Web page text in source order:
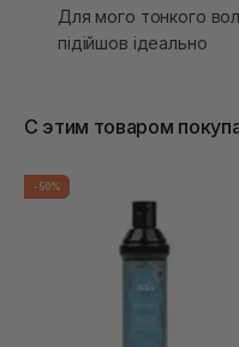
Для мого тонкого
підійшов ідеально
С этим товаром
-50%